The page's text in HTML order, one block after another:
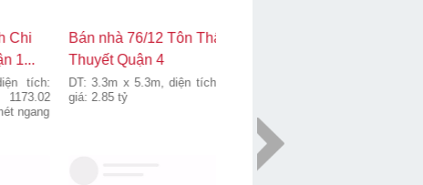
Bán nhà 372/52+372/52A
Điện Biên Phủ, phường 17,
B...
DT: 15m x 0m, diện tích: 215m2
giá: 34.5 tỷ, 160.47 triệu/m2, 2300
giá: 44.0 tỷ, 146.18 triệu/m2,
3142.86 triệu/mét ngang